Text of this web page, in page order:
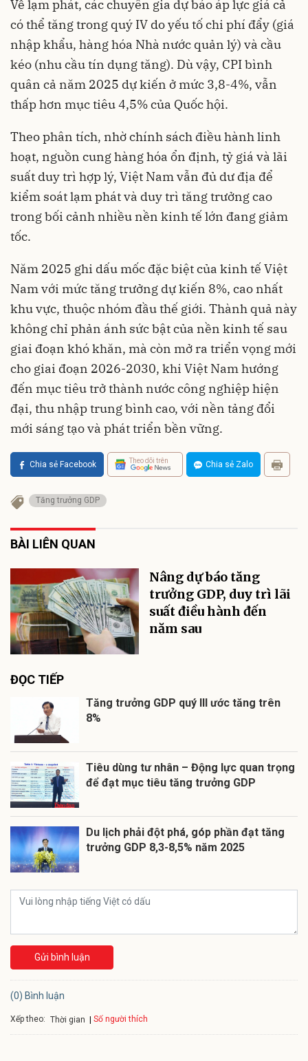
Về lạm phát, các chuyên gia dự báo áp lực giá cả
có thể tăng trong quý IV do yếu tố chi phí đẩy (giá
nhập khẩu, hàng hóa Nhà nước quản lý) và cầu
kéo (nhu cầu tín dụng tăng). Dù vậy, CPI bình
quân cả năm 2025 dự kiến ở mức 3,8-4%, vẫn
thấp hơn mục tiêu 4,5% của Quốc hội.
Theo phân tích, nhờ chính sách điều hành linh
hoạt, nguồn cung hàng hóa ổn định, tỷ giá và lãi
suất duy trì hợp lý, Việt Nam vẫn đủ dư địa để
kiểm soát lạm phát và duy trì tăng trưởng cao
trong bối cảnh nhiều nền kinh tế lớn đang giảm
tốc.
Năm 2025 ghi dấu mốc đặc biệt của kinh tế Việt
Nam với mức tăng trưởng dự kiến 8%, cao nhất
khu vực, thuộc nhóm đầu thế giới. Thành quả này
không chỉ phản ánh sức bật của nền kinh tế sau
giai đoạn khó khăn, mà còn mở ra triển vọng mới
cho giai đoạn 2026-2030, khi Việt Nam hướng
đến mục tiêu trở thành nước công nghiệp hiện
đại, thu nhập trung bình cao, với nền tảng đổi
mới sáng tạo và phát triển bền vững.
Chia sẻ Facebook Theo dõi trên Chia sẻ Zalo
Tăng trưởng GDP
BÀI LIÊN QUAN
Nâng dự báo tăng
trưởng GDP, duy trì lãi
suất điều hành đến
năm sau
ĐỌC TIẾP
Tăng trưởng GDP quý III ước tăng trên
8%
Tiêu dùng tư nhân – Động lực quan trọng
để đạt mục tiêu tăng trưởng GDP
Du lịch phải đột phá, góp phần đạt tăng
trưởng GDP 8,3-8,5% năm 2025
Gửi bình luận
(0) Bình luận
Xếp theo: Thời gian Số người thích